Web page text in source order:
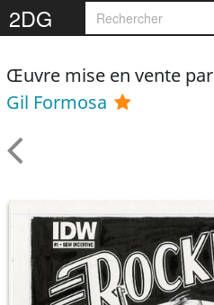
2DG
Œuvre mise en vente par
Gil Formosa